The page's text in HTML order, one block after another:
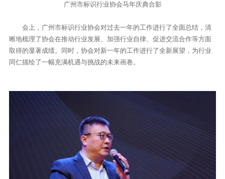
广州市标识行业协会马年庆典合影
会上，广州市标识行业协会对过去一年的工作进行了全面总结，清
晰地梳理了协会在推动行业发展、加强行业自律、促进交流合作等方面
取得的显著成绩。同时，协会对新一年的工作进行了全新展望，为行业
同仁描绘了一幅充满机遇与挑战的未来画卷。